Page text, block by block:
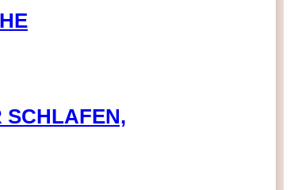
SCHLAFEN,